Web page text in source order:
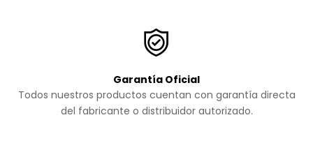
Garantía Oficial
Todos nuestros productos cuentan con garantía directa
del fabricante o distribuidor autorizado.